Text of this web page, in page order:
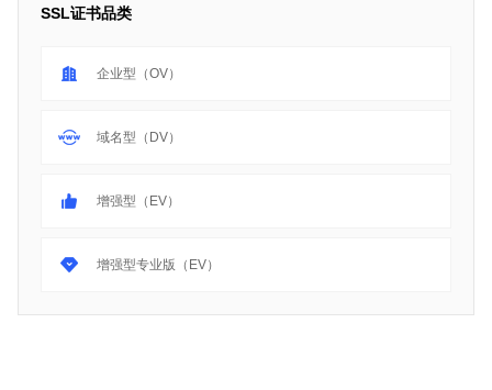
SSL证书品类
企业型（OV）
域名型（DV）
增强型（EV）
增强型专业版（EV）